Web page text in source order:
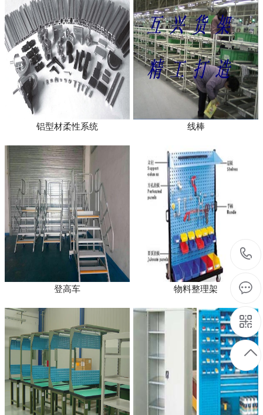
铝型材柔性系统 线棒
登高车 物料整理架